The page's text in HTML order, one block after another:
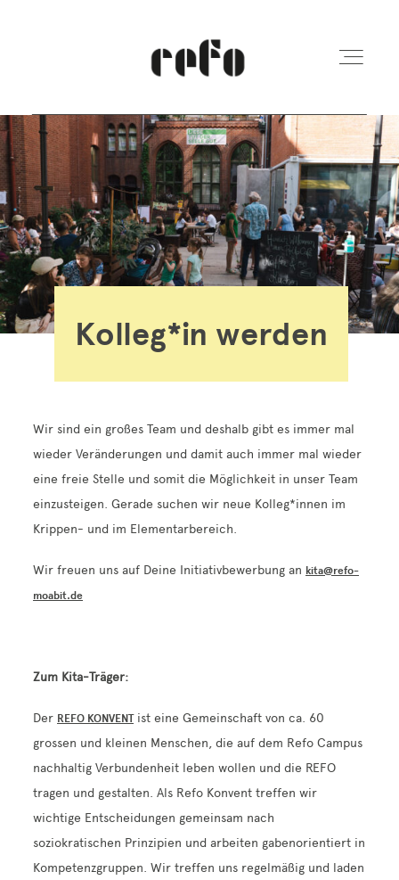
REFO Moabit
Terminkalender
Kita
Vermietung
Kolleg*in werden
Wir sind ein großes Team und deshalb gibt es immer mal
wieder Veränderungen und damit auch immer mal wieder
eine freie Stelle und somit die Möglichkeit in unser Team
einzusteigen. Gerade suchen wir neue Kolleg*innen im
Krippen- und im Elementarbereich.
Wir freuen uns auf Deine Initiativbewerbung an kita@refo-
moabit.de
Zum Kita-Träger:
Der REFO KONVENTist eine Gemeinschaft von ca. 60
grossen und kleinen Menschen, die auf dem Refo Campus
nachhaltig Verbundenheit leben wollen und die REFO
tragen und gestalten. Als Refo Konvent treffen wir
wichtige Entscheidungen gemeinsam nach
soziokratischen Prinzipien und arbeiten gabenorientiert in
Kompetenzgruppen. Wir treffen uns regelmäßig und laden